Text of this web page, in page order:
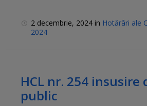
2 decembrie, 2024 in Hotărâri ale
2024
HCL nr. 254 insusire
public